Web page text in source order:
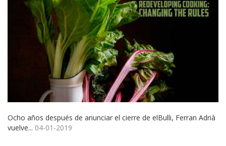
Ocho años después de anunciar el cierre de elBulli, Ferran Adrià
vuelve... 04-01-2019